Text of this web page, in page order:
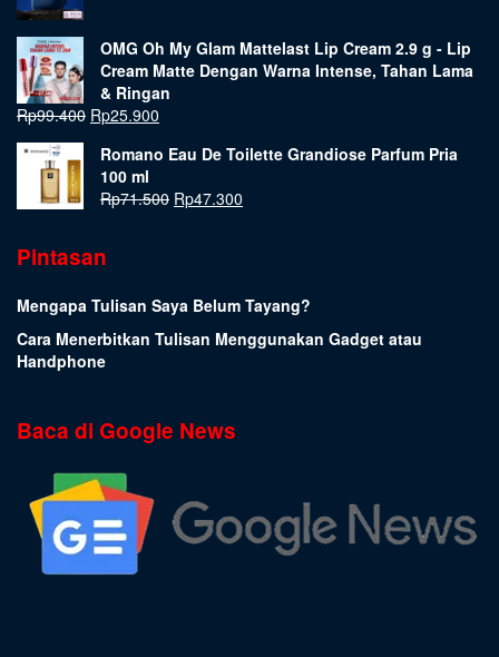
OMG Oh My Glam Mattelast Lip Cream 2.9 g - Lip
Cream Matte Dengan Warna Intense, Tahan Lama
& Ringan
Rp99.400 Rp25.900
Romano Eau De Toilette Grandiose Parfum Pria
100 ml
Rp71.500 Rp47.300
Pintasan
Mengapa Tulisan Saya Belum Tayang?
Cara Menerbitkan Tulisan Menggunakan Gadget atau
Handphone
Baca di Google News